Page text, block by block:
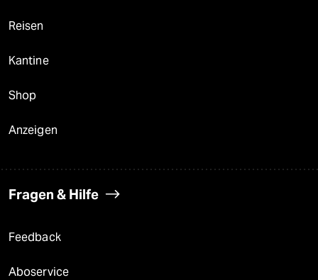
Reisen
Kantine
Shop
Anzeigen
Fragen & Hilfe
Feedback
Aboservice